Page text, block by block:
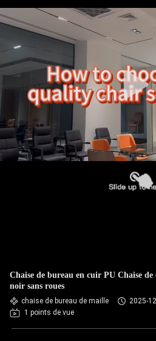
Chaise de bureau en cuir PU Chaise de
noir sans roues
chaise de bureau de maille
2025-
1 points de vue